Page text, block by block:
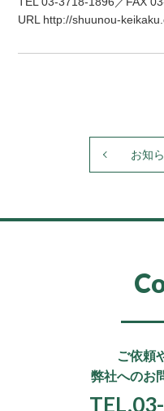
URL http://shuunou-
お知
ご依頼
弊社へのお